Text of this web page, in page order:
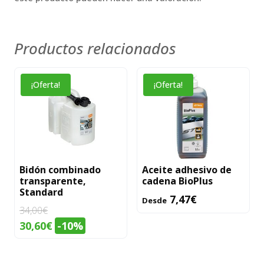
Productos relacionados
¡Oferta!
Bidón combinado
transparente,
Standard
34,00€
El
30,60€El-10%
¡Oferta!
Aceite adhesivo de
cadena BioPlus
Desde 7,47€
Este
producto
variantes.
opciones
se
pueden